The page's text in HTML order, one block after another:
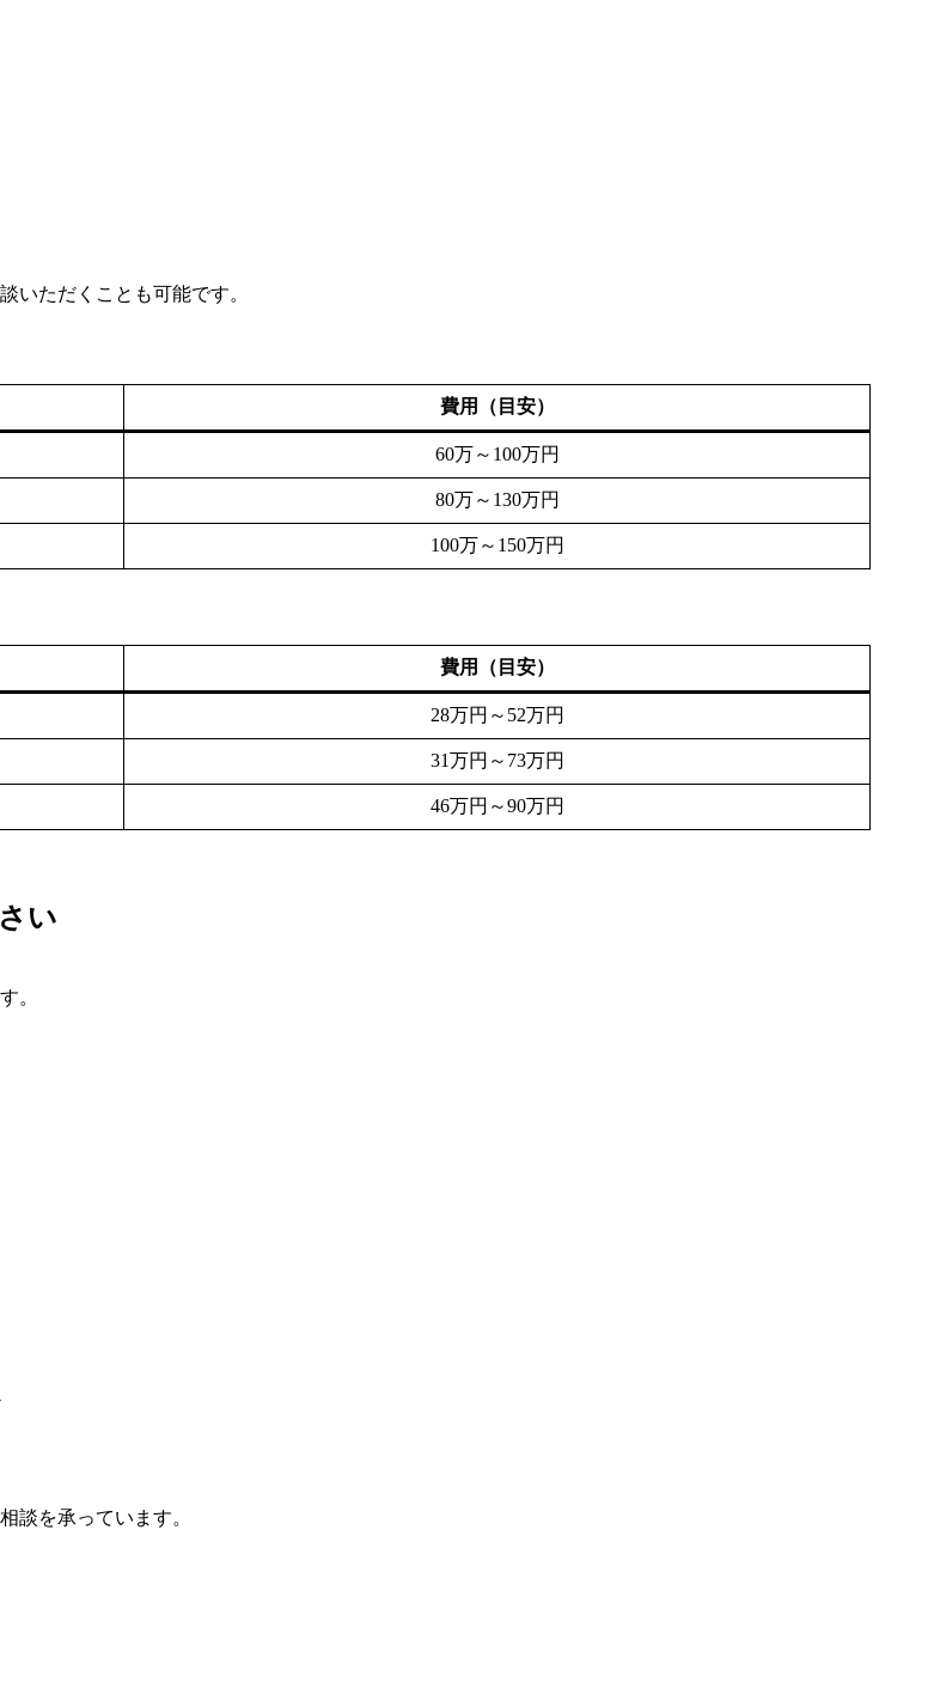
いただくことも可能です。
費用（目安）
60万～100万円
80万～130万円
100万～150万円
費用（目安）
28万円～52万円
31万円～73万円
46万円～90万円
い
。
談を承っています。